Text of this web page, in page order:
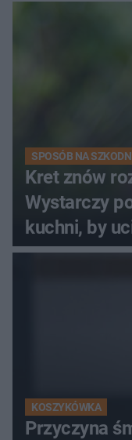
SPOSÓB NA
Kret znów
Wystarczy
kuchni, by
KOSZYKÓWKA
Przyczyna